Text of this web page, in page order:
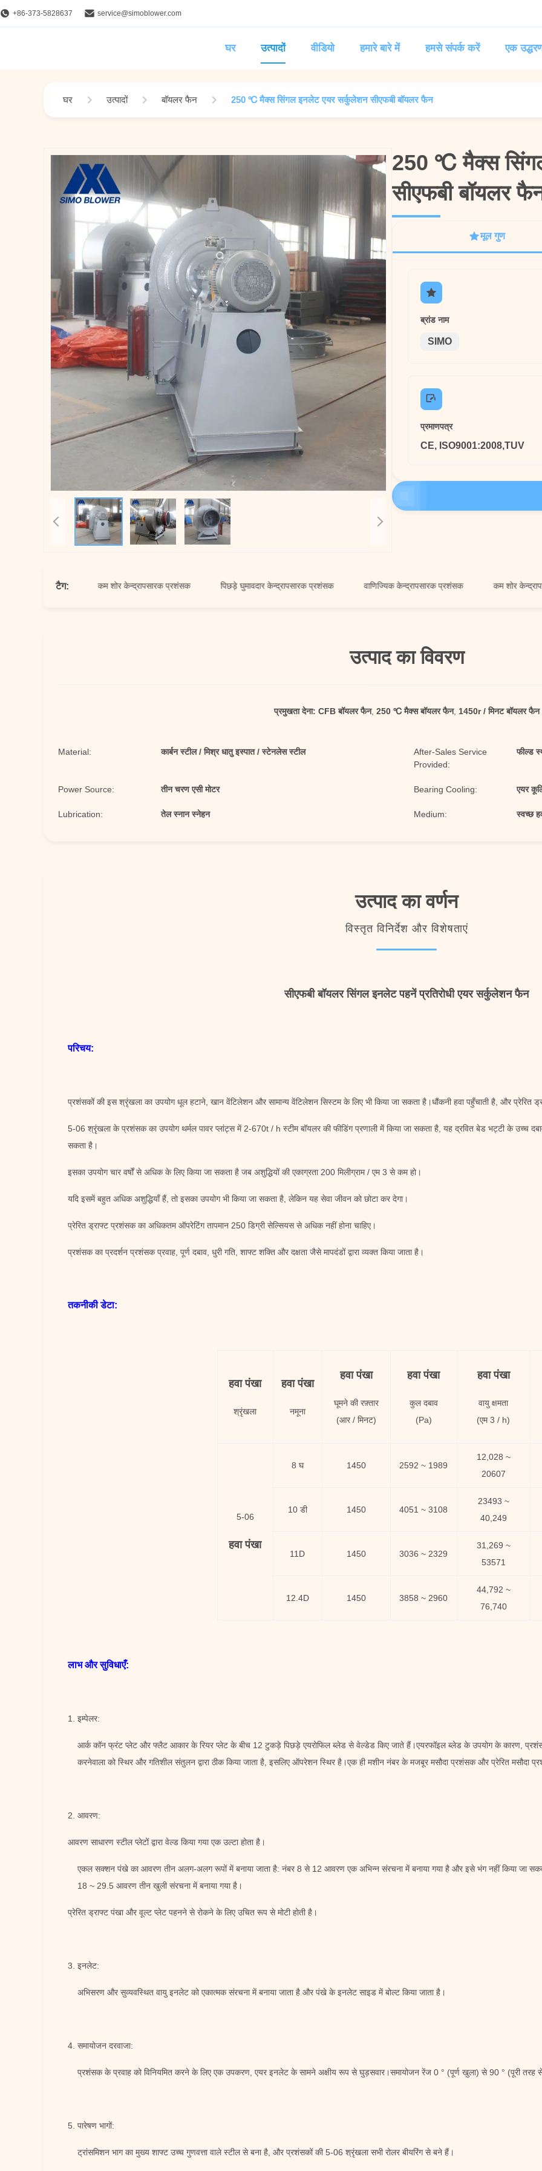
+86-373-5828637 service@simoblower.com
घर उत्पादों वीडियो हमारे बारे में हमसे संपर्क करें एक
घर उत्पादों बॉयलर फैन 250 ℃ मैक्स सिंगल इनलेट एयर सर्कुलेशन सीएफबी बॉयलर फैन
250 ℃ मैक्स
सीएफबी बॉयलर
250 ℃ मैक्स
सीएफबी बॉयलर
मूल गुण
ब्रांड नाम
SIMO
प्रमाणपत्र
CE, ISO9001:2008,TUV
टैग: कम शोर केन्द्रापसारक प्रशंसक पिछड़े घुमावदार केन्द्रापसारक प्रशंसक वाणिज्यिक केन्द्रापसारक प्रशंसक कम शोर केन्द्रापसारक
उत्पाद का विवरण
प्रमुखता देना: CFB बॉयलर फैन, 250 ℃ मैक्स बॉयलर फैन, 1450r / मिनट बॉयलर फैन
Material: कार्बन स्टील / मिश्र धातु इस्पात / स्टेनलेस स्टील
After-Sales Service
Provided:
फील्ड
Power Source: तीन चरण एसी मोटर Bearing Cooling: एयर
Lubrication: तेल स्नान स्नेहन Medium: स्वच्छ
उत्पाद का वर्णन
विस्तृत विनिर्देश और विशेषताएं
सीएफबी बॉयलर सिंगल इनलेट पहनें प्रतिरोधी एयर सर्कुलेशन फैन
परिचय:
प्रशंसकों की इस श्रृंखला का उपयोग धूल हटाने, खान वेंटिलेशन और सामान्य वेंटिलेशन सिस्टम के लिए भी किया जा सकता है।धौंकनी हवा पहुँचाती है, और प्रेरित
5-06 श्रृंखला के प्रशंसक का उपयोग थर्मल पावर प्लांट्स में 2-670t / h स्टीम बॉयलर की फीडिंग प्रणाली में किया जा सकता है, यह द्रवित बेड भट्टी के उच्च
सकता है।
इसका उपयोग चार वर्षों से अधिक के लिए किया जा सकता है जब अशुद्धियों की एकाग्रता 200 मिलीग्राम / एम 3 से कम हो।
यदि इसमें बहुत अधिक अशुद्धियाँ हैं, तो इसका उपयोग भी किया जा सकता है, लेकिन यह सेवा जीवन को छोटा कर देगा।
प्रेरित ड्राफ्ट प्रशंसक का अधिकतम ऑपरेटिंग तापमान 250 डिग्री सेल्सियस से अधिक नहीं होना चाहिए।
प्रशंसक का प्रदर्शन प्रशंसक प्रवाह, पूर्ण दबाव, धुरी गति, शाफ्ट शक्ति और दक्षता जैसे मापदंडों द्वारा व्यक्त किया जाता है।
तकनीकी डेटा:
हवा पंखा
श्रृंखला
हवा पंखा
नमूना
हवा पंखा
घूमने की रफ़्तार
(आर / मिनट)
हवा पंखा
कुल दबाव
(Pa)
हवा पंखा
वायु क्षमता
(एम 3 / h)
5-06
हवा पंखा
8 घ 1450 2592 ~ 1989
12,028 ~
20607
10 डी 1450 4051 ~ 3108
23493 ~
40,249
11D 1450 3036 ~ 2329
31,269 ~
53571
12.4D 1450 3858 ~ 2960
44,792 ~
76,740
लाभ और सुविधाएँ:
1. इम्पेलर:
आर्क कॉन फ्रंट प्लेट और फ्लैट आकार के रियर प्लेट के बीच 12 टुकड़े पिछड़े एयरोफिल ब्लेड से वेल्डेड किए जाते हैं।एयरफॉइल ब्लेड के उपयोग के कारण,
करनेवाला को स्थिर और गतिशील संतुलन द्वारा ठीक किया जाता है, इसलिए ऑपरेशन स्थिर है।एक ही मशीन नंबर के मजबूर मसौदा प्रशंसक और प्रेरित मसौदा
2. आवरण:
आवरण साधारण स्टील प्लेटों द्वारा वेल्ड किया गया एक उल्टा होता है।
एकल सक्शन पंखे का आवरण तीन अलग-अलग रूपों में बनाया जाता है: नंबर 8 से 12 आवरण एक अभिन्न संरचना में बनाया गया है और इसे भंग नहीं किया जा
18 ~ 29.5 आवरण तीन खुली संरचना में बनाया गया है।
प्रेरित ड्राफ्ट पंखा और वूल्ट प्लेट पहनने से रोकने के लिए उचित रूप से मोटी होती है।
3. इनलेट:
अभिसरण और सुव्यवस्थित वायु इनलेट को एकात्मक संरचना में बनाया जाता है और पंखे के इनलेट साइड में बोल्ट किया जाता है।
4. समायोजन दरवाजा:
प्रशंसक के प्रवाह को विनियमित करने के लिए एक उपकरण, एयर इनलेट के सामने अक्षीय रूप से घुड़सवार।समायोजन रेंज 0 ° (पूर्ण खुला) से 90 ° (पूरी तरह
5. पारेषण भागों:
ट्रांसमिशन भाग का मुख्य शाफ्ट उच्च गुणवत्ता वाले स्टील से बना है, और प्रशंसकों की 5-06 श्रृंखला सभी रोलर बीयरिंग से बने हैं।